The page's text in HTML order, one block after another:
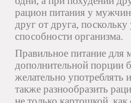
рацион питания у
друг от друга,
способности организма.
Правильное питание для
дополнительной порции
желательно
также разнообразить